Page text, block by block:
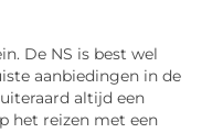
De NS is best wel
aanbiedingen in de
altijd een
het reizen met een